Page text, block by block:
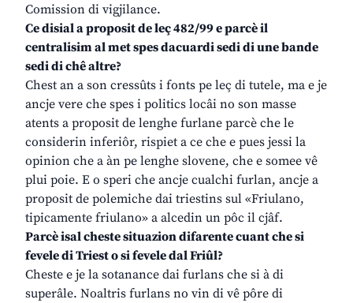
Comission di vigjilance.
Ce disial a proposit de leç 482/99 e parcè il
centralisim al met spes dacuardi sedi di une bande
sedi di chê altre?
Chest an a son cressûts i fonts pe leç di tutele, ma e je
ancje vere che spes i politics locâi no son masse
atents a proposit de lenghe furlane parcè che le
considerin inferiôr, rispiet a ce che e pues jessi la
opinion che a àn pe lenghe slovene, che e somee vê
plui poie. E o speri che ancje cualchi furlan, ancje a
proposit de polemiche dai triestins sul «Friulano,
tipicamente friulano» a alcedin un pôc il cjâf.
Parcè isal cheste situazion difarente cuant che si
fevele di Triest o si fevele dal Friûl?
Cheste e je la sotanance dai furlans che si à di
superâle. Noaltris furlans no vin di vê pôre di